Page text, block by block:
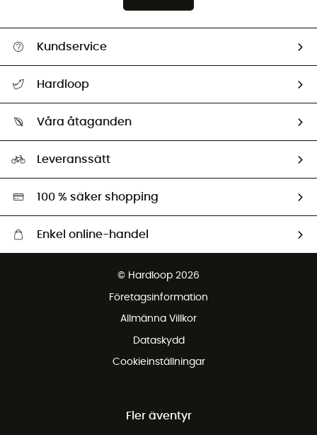
Kundservice
Retur & återbetalning
Hardloop
Ambassadörer
Våra åtaganden
Miljöanpassat urval
Leveranssätt
100 % säker shopping
Enkel online-handel
Gratis retur inom 100 dagar
© Hardloop 2026
Företagsinformation
Allmänna Villkor
Dataskydd
Cookieinställningar
Fler äventyr